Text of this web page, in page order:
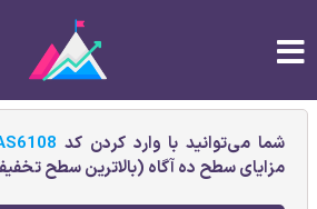
شما می‌توانید با وارد کردن کد
مزایای سطح ده آگاه (بالاترین سطح